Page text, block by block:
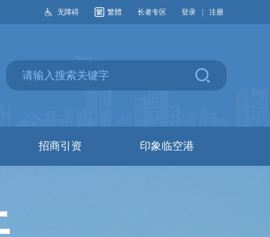
无障碍 繁體 长者专区 登录 注册
招商引资 印象临空港